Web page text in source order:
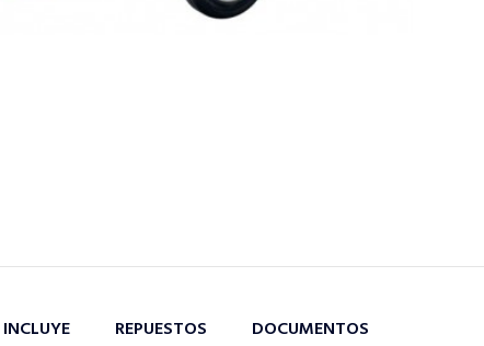
INCLUYE REPUESTOS DOCUMENTOS